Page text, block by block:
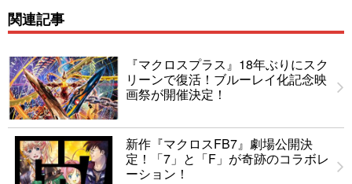
関連記事
『マクロスプラス』18年ぶりにスク
リーンで復活！ブルーレイ化記念映
画祭が開催決定！
新作『マクロスFB7』劇場公開決
定！「7」と「F」が奇跡のコラボレ
ーション！